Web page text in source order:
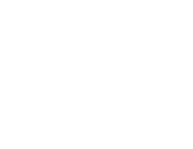
循迹追凶，步步惊心。勘破连环重案，洞悉人心
波德·比尔斯基必须抓紧时间揭开当地的一个险恶传说背后的谜团
到了认识妻
幸福的话说：用尽了一辈子的好运气。可就在魏
but ent